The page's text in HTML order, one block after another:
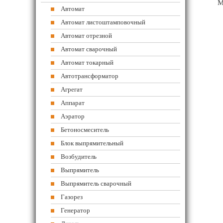
Автомат
Автомат листоштамповочный
Автомат отрезной
Автомат сварочный
Автомат токарный
Автотрансформатор
Агрегат
Аппарат
Аэратор
Бетоносмеситель
Блок выпрямительный
Возбудитель
Выпрямитель
Выпрямитель сварочный
Газорез
Генератор